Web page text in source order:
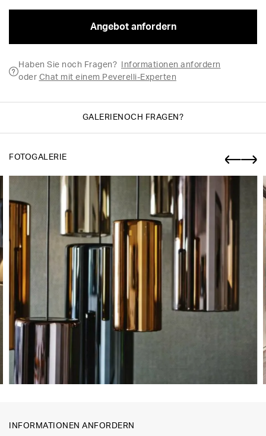
Angebot anfordern
Haben Sie noch Fragen?
Informationen anfordern
oder Chat mit einem Peverelli-Experten
GALERIENOCH FRAGEN?
FOTOGALERIE
INFORMATIONEN ANFORDERN